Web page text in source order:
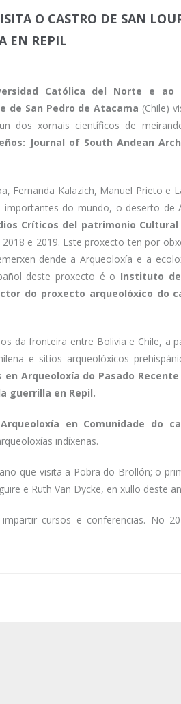
O CASTRO DE SAN
EN REPIL
Católica del Norte e
de San Pedro de Atacama (Chile)
dos xornais científicos de
Journal of South Andean
Fernanda Kalazich, Manuel Prieto e
do mundo, o deserto de
Críticos del patrimonio
e 2019. Este proxecto ten por
dende a Arqueoloxía e a
deste proxecto é o Instituto
do proxecto arqueolóxico do
da fronteira entre Bolivia e Chile, a
e sitios arqueolóxicos
Arqueoloxía do Pasado
guerrilla en Repil.
Arqueoloxía en Comunidade do
indíxenas.
que visita a Pobra do Brollón; o
e Ruth Van Dycke, en xullo deste
cursos e conferencias. No